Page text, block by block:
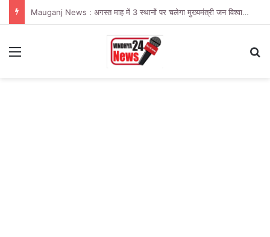
Mauganj News : अगस्त माह में 3 स्थानों पर चलेगा मुख्यमंत्री जन विश्वास अभियान
Menu